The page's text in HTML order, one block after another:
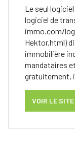
Le seul
logiciel de
immo.com/
Hektor.html)
immobilière
mandataires
gratuitement,
VOIR LE SITE